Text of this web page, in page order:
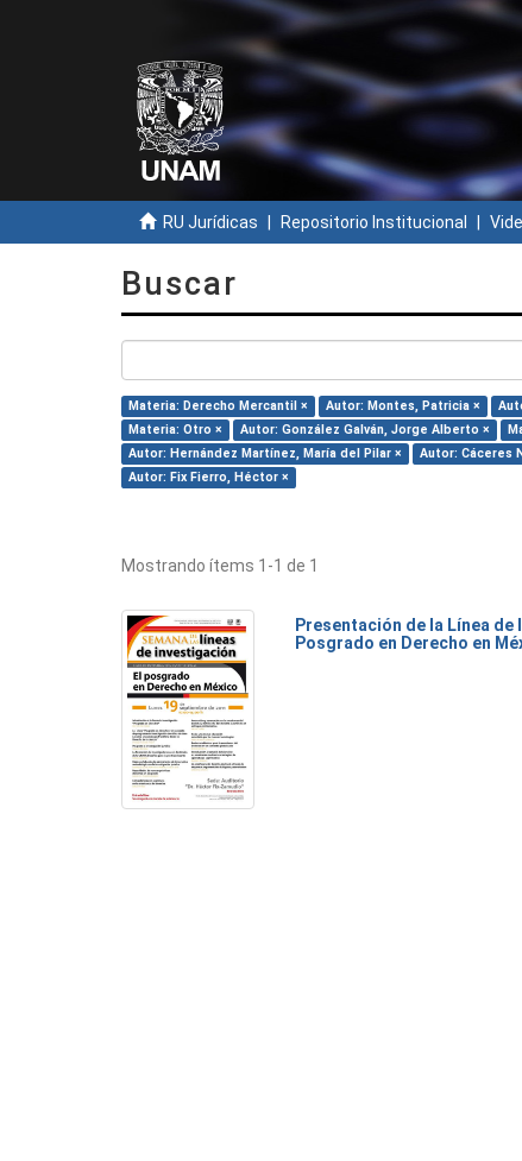
RU Jurídicas Repositorio Institucional
Buscar
Materia: Derecho Mercantil × Autor: Montes, Patricia ×
Materia: Otro ×
Autor: González Galván, Jorge Alberto ×
Autor: Hernández Martínez, María del Pilar ×
Autor: Cáceres
Autor: Fix Fierro, Héctor ×
Mostrando ítems 1-1 de 1
Presentación de la Línea de
Posgrado en Derecho en